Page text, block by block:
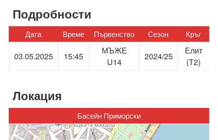
Подробности
Дата Време Първенство Сезон Кръг
03.05.2025 15:45
МЪЖЕ
U14
2024/25
Елит
(Т2)
Локация
Басейн Приморски